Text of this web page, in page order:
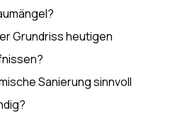
Grundriss heutigen
Sanierung sinnvoll